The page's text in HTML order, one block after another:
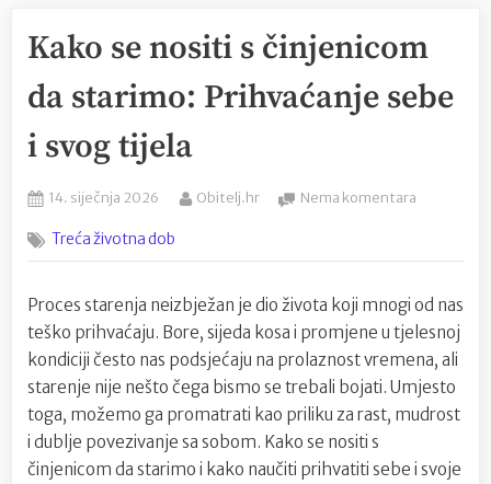
Kako se nositi s činjenicom
da starimo: Prihvaćanje sebe
i svog tijela
Posted
14. siječnja 2026 By
Obitelj.hr Nema komentara
nositi
činjenicom
da
starimo:
sebe
i
tijela
Treća životna dob
Proces starenja neizbježan je dio života koji mnogi od nas
teško prihvaćaju. Bore, sijeda kosa i promjene u tjelesnoj
kondiciji često nas podsjećaju na prolaznost vremena, ali
starenje nije nešto čega bismo se trebali bojati. Umjesto
toga, možemo ga promatrati kao priliku za rast, mudrost
i dublje povezivanje sa sobom. Kako se nositi s
činjenicom da starimo i kako naučiti prihvatiti sebe i svoje